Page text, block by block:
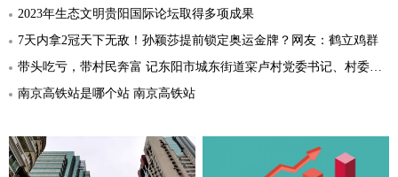
2023年生态文明贵阳国际论坛取得多项成果
7天内拿2冠天下无敌！孙颖莎提前锁定奥运金牌？网友：鹤立鸡群
带头吃亏，带村民奔富 记东阳市城东街道寀卢村党委书记、村委会主任卢阳春
南京高铁站是哪个站 南京高铁站